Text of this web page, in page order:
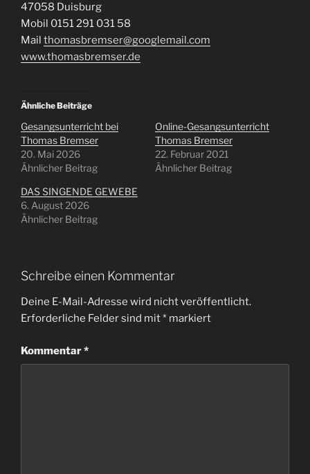
47058 Duisburg
Mobil 0151 291 031 58
Mail thomasbremser@googlemail.com
www.thomasbremser.de
Ähnliche Beiträge
Gesangsunterricht bei
Thomas Bremser
20. Mai 2026
Ähnlicher Beitrag
Online-Gesangsunterricht
Thomas Bremser
22. Februar 2021
Ähnlicher Beitrag
DAS SINGENDE GEWEBE
6. August 2026
Ähnlicher Beitrag
Schreibe einen Kommentar
Deine E-Mail-Adresse wird nicht veröffentlicht.
Erforderliche Felder sind mit* markiert
Kommentar*